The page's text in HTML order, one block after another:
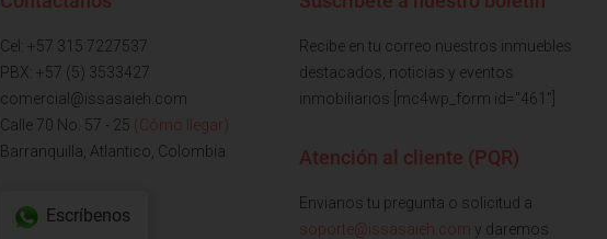
Cel: +57 315 7227537
PBX: +57 (5) 3533427
comercial@issasaieh.com
Calle 70 No. 57 - 25 (Cómo llegar)
Barranquilla, Atlantico, Colombia
Escríbenos
Recibe en tu correo nuestros inmuebles
destacados, noticias y eventos
inmobiliarios [mc4wp_form id="461"]
Atención al cliente (PQR)
Envianos tu pregunta o solicitud a
soporte@issasaieh.com y daremos